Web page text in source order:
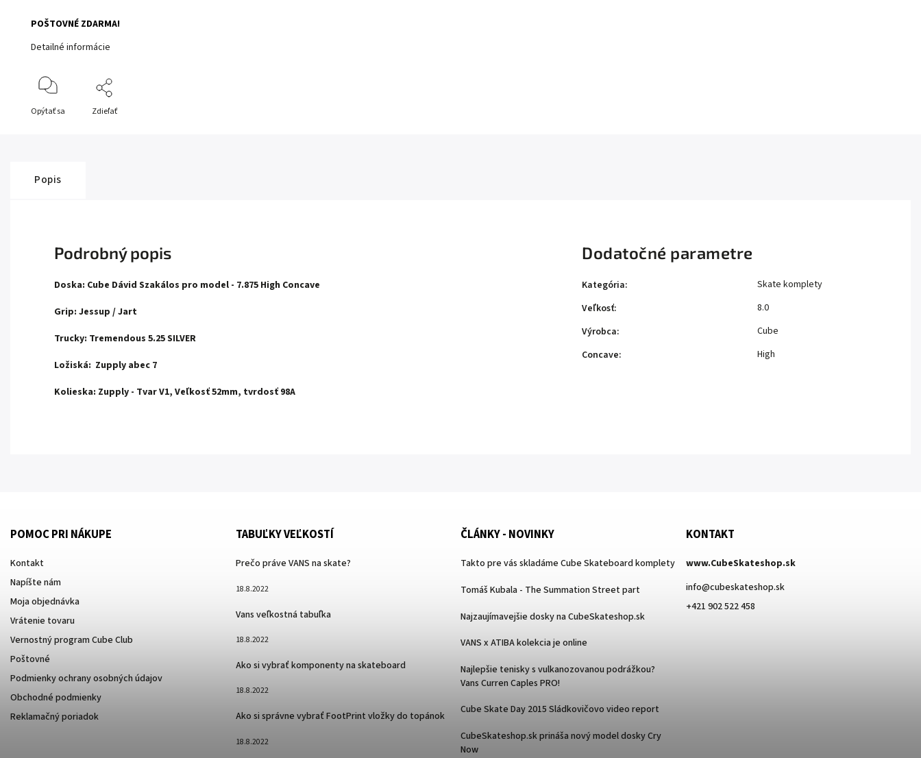
POŠTOVNÉ ZDARMA!
Detailné informácie
Opýtať sa Zdieľať
Popis
Podrobný popis
Doska: Cube Dávid Szakálos pro model - 7.875 High Concave
Grip: Jessup / Jart
Trucky: Tremendous 5.25 SILVER
Ložiská: Zupply abec 7
Kolieska: Zupply - Tvar V1, Veľkosť 52mm, tvrdosť 98A
Dodatočné parametre
Kategória:
Skate komplety
Veľkosť:
8.0
Výrobca:
Cube
Concave: High
POMOC PRI NÁKUPE
Kontakt
Napíšte nám
Moja objednávka
Vrátenie tovaru
Vernostný program Cube Club
Poštovné
Podmienky ochrany osobných údajov
Obchodné podmienky
Reklamačný poriadok
TABUĽKY VEĽKOSTÍ
Prečo práve VANS na skate?
18.8.2022
Vans veľkostná tabuľka
18.8.2022
Ako si vybrať komponenty na skateboard
18.8.2022
Ako si správne vybrať FootPrint vložky do topánok
18.8.2022
ČLÁNKY - NOVINKY
Takto pre vás skladáme Cube Skateboard komplety
Tomáš Kubala - The Summation Street part
Najzaujímavejšie dosky na CubeSkateshop.sk
VANS x ATIBA kolekcia je online
Najlepšie tenisky s vulkanozovanou podrážkou?
Vans Curren Caples PRO!
Cube Skate Day 2015 Sládkovičovo video report
CubeSkateshop.sk prináša nový model dosky Cry
Now
KONTAKT
www.CubeSkateshop.sk
info@cubeskateshop.sk
+421 902 522 458